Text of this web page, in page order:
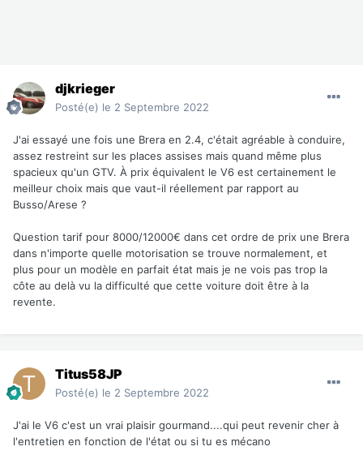
djkrieger
Posté(e) le 2 Septembre 2022
J'ai essayé une fois une Brera en 2.4, c'était agréable à conduire,
assez restreint sur les places assises mais quand même plus
spacieux qu'un GTV. À prix équivalent le V6 est certainement le
meilleur choix mais que vaut-il réellement par rapport au
Busso/Arese ?
Question tarif pour 8000/12000€ dans cet ordre de prix une Brera
dans n'importe quelle motorisation se trouve normalement, et
plus pour un modèle en parfait état mais je ne vois pas trop la
côte au delà vu la difficulté que cette voiture doit être à la
revente.
Titus58JP
Posté(e) le 2 Septembre 2022
J'ai le V6 c'est un vrai plaisir gourmand....qui peut revenir cher à
l'entretien en fonction de l'état ou si tu es mécano